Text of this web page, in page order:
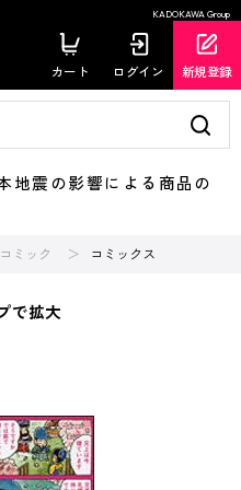
KADOKAWA Group
カート ログイン 新規登録
震の影響による商品の
コミック コミックス
で拡大